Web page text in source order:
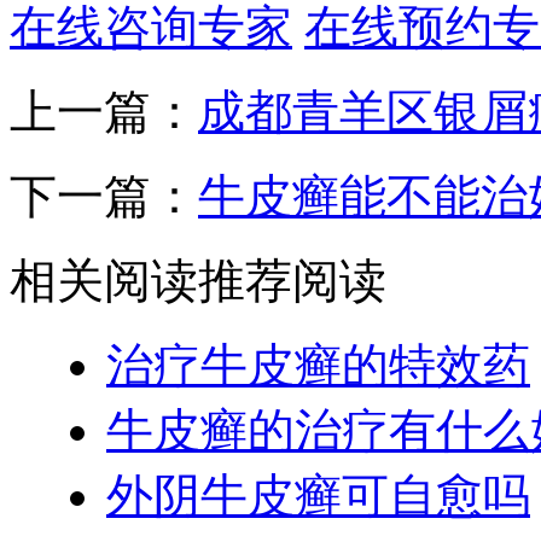
在线咨询专家 在线预约
上一篇： 成都青羊区银
下一篇： 牛皮癣能不能治
相关阅读推荐阅读
治疗牛皮癣的特效药
牛皮癣的治疗有什
外阴牛皮癣可自愈吗